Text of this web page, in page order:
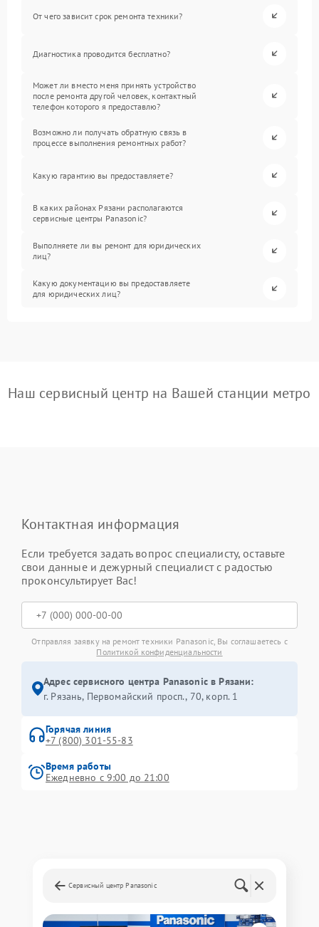
От чего зависит срок ремонта техники?
Диагностика проводится бесплатно?
Может ли вместо меня принять устройство
после ремонта другой человек, контактный
телефон которого я предоставлю?
Возможно ли получать обратную связь в
процессе выполнения ремонтных работ?
Какую гарантию вы предоставляете?
В каких районах Рязани располагаются
сервисные центры Panasonic?
Выполняете ли вы ремонт для юридических
лиц?
Какую документацию вы предоставляете
для юридических лиц?
Наш сервисный центр на Вашей станции метро
Контактная информация
Если требуется задать вопрос специалисту, оставьте
свои данные и дежурный специалист с радостью
проконсультирует Вас!
Отправляя заявку на ремонт техники Panasonic, Вы соглашаетесь с
Политикой конфиденциальности
Адрес сервисного центра Panasonic в Рязани:
г. Рязань, Первомайский просп., 70, корп. 1
Горячая линия
+7 (800) 301-55-83
Время работы
Ежедневно с 9:00 до 21:00
Сервисный центр Panasonic